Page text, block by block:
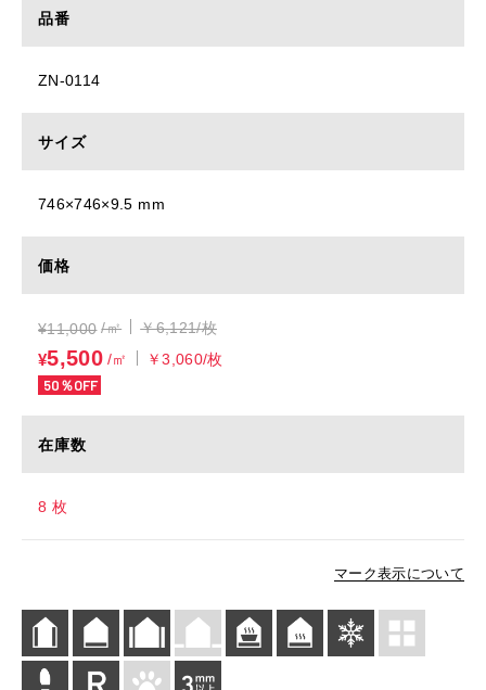
品番
ZN-0114
サイズ
746×746×9.5 mm
価格
¥11,000 /㎡ ￥6,121/枚
¥5,500 /㎡
￥3,060/枚
50％OFF
在庫数
8 枚
マーク表示について